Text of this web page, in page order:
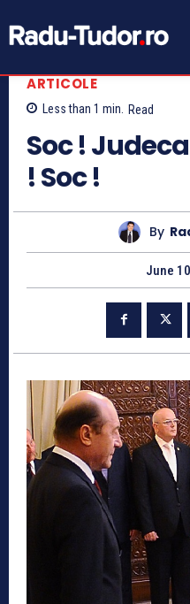
ARTICOLE
Less than 1 min. Read
Soc !
! Soc !
By
June